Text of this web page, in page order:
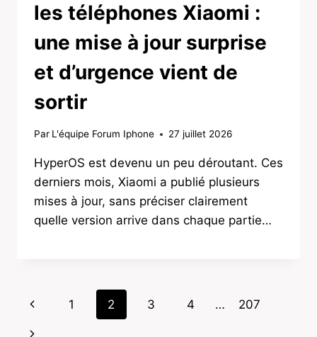
les téléphones Xiaomi :
une mise à jour surprise
et d’urgence vient de
sortir
Par L'équipe Forum Iphone 27 juillet 2026
HyperOS est devenu un peu déroutant. Ces
derniers mois, Xiaomi a publié plusieurs
mises à jour, sans préciser clairement
quelle version arrive dans chaque partie…
Page
Previous
Page
1 2 3 4 … 207
Next